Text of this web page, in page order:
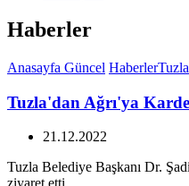
Haberler
Anasayfa Güncel Haberler
Tuzla'dan Ağrı'ya
21.12.2022
Tuzla Belediye Başkanı Dr.